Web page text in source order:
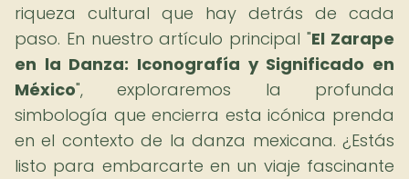
riqueza cultural que hay detrás de cada
paso. En nuestro artículo principal "El Zarape
en la Danza: Iconografía y Significado en
México", exploraremos la profunda
simbología que encierra esta icónica prenda
en el contexto de la danza mexicana. ¿Estás
listo para embarcarte en un viaje fascinante